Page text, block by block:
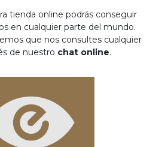
tienda online podrás conseguir
en cualquier parte del mundo.
que nos consultes cualquier
de nuestro chat online.